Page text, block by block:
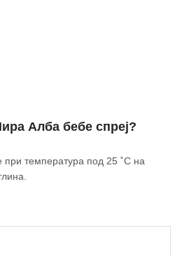
Алба бебе спреј?
при температура под 25 ˚С на